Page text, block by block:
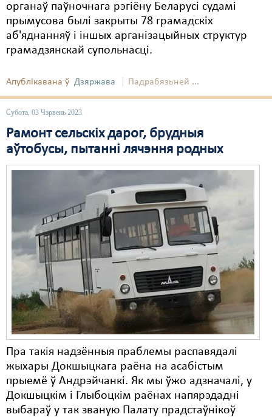
органаў паўночнага рэгіёну Беларусі судамі
прымусова былі закрыты 78 грамадскіх
аб'яднанняў і іншых арганізацыйных структур
грамадзянскай супольнасці.
Апублікавана ў Дзяржава Падрабязьней ...
Субота, 03 Чэрвень 2023
Рамонт сельскіх дарог, брудныя
аўтобусы, пытанні лячэння родных
Пра такія надзённыя праблемы распавядалі
жыхары Докшыцкага раёна на асабістым
прыемё ў Андрэйчанкі. Як мы ўжо адзначалі, у
Докшыцкім і Глыбоцкім раёнах напярэдадні
выбараў у так званую Палату прадстаўнікоў